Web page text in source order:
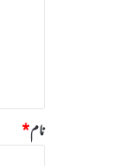
نام*